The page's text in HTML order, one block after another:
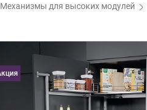
Механизмы для высоких модулей
Акция